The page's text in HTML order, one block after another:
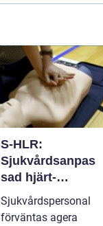
S-HLR:
Sjukvårdsanpas
sad hjärt-
lungräddning
som räddar liv
Sjukvårdspersonal
förväntas agera